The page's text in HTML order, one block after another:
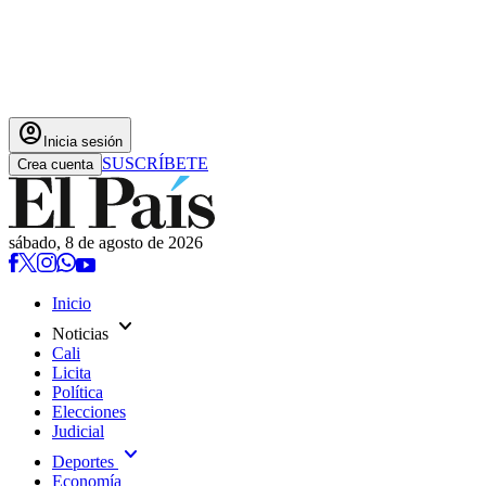
account_circle Inicia sesión
Crea cuenta SUSCRÍBETE
sábado, 8 de agosto de 2026
Inicio
Noticias expand_more
Cali
Licita
Política
Elecciones
Judicial
Deportes expand_more
Economía